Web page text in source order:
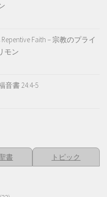
Repentive Faith – 宗教のプライ
モン
音書 24:4-5
書
トピック